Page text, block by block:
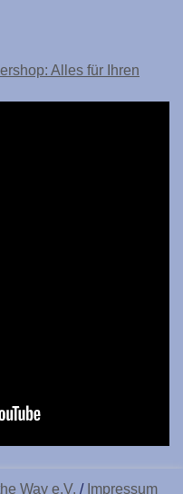
Way e.V. / Impressum